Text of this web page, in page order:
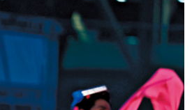
16:46
16:43
16:41